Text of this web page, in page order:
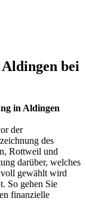
bei
in Aldingen
der
des
Rottweil und
darüber, welches
gewählt wird
So gehen Sie
finanzielle